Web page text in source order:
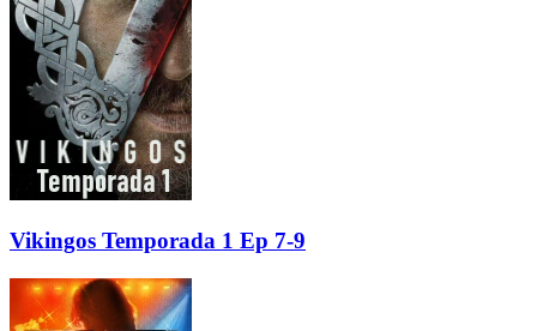
Vikingos Temporada 1 Ep 7-9